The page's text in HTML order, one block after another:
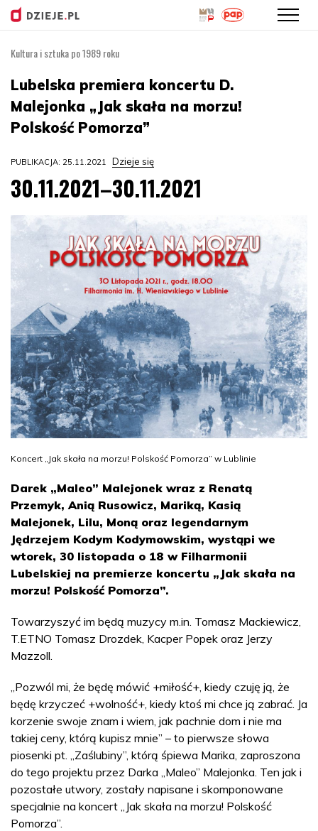
treści
Kultura i sztuka po 1989 roku
Lubelska premiera koncertu D.
Malejonka „Jak skała na morzu!
Polskość Pomorza”
PUBLIKACJA: 25.11.2021 Dzieje się
30.11.2021–30.11.2021
Koncert „Jak skała na morzu! Polskość Pomorza” w Lublinie
Darek „Maleo” Malejonek wraz z Renatą
Przemyk, Anią Rusowicz, Mariką, Kasią
Malejonek, Lilu, Moną oraz legendarnym
Jędrzejem Kodym Kodymowskim, wystąpi we
wtorek, 30 listopada o 18 w Filharmonii
Lubelskiej na premierze koncertu „Jak skała na
morzu! Polskość Pomorza”.
Towarzyszyć im będą muzycy m.in. Tomasz Mackiewicz,
T.ETNO Tomasz Drozdek, Kacper Popek oraz Jerzy
Mazzoll.
„Pozwól mi, że będę mówić +miłość+, kiedy czuję ją, że
będę krzyczeć +wolność+, kiedy ktoś mi chce ją zabrać. Ja
korzenie swoje znam i wiem, jak pachnie dom i nie ma
takiej ceny, którą kupisz mnie” – to pierwsze słowa
piosenki pt. „Zaślubiny”, którą śpiewa Marika, zaproszona
do tego projektu przez Darka „Maleo” Malejonka. Ten jak i
pozostałe utwory, zostały napisane i skomponowane
specjalnie na koncert „Jak skała na morzu! Polskość
Pomorza”.